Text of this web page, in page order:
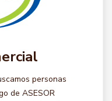
personas
de ASESOR